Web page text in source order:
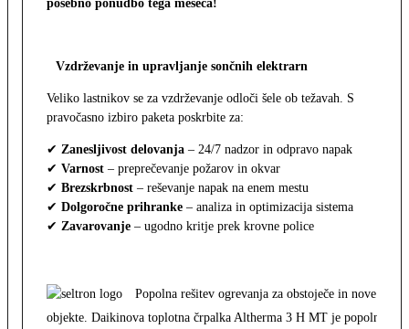
posebno ponudbo tega meseca!
Vzdrževanje in upravljanje sončnih elektrarn
Veliko lastnikov se za vzdrževanje odloči šele ob težavah. S
pravočasno izbiro paketa poskrbite za:
✔ Zanesljivost delovanja – 24/7 nadzor in odpravo napak
✔ Varnost – preprečevanje požarov in okvar
✔ Brezskrbnost – reševanje napak na enem mestu
✔ Dolgoročne prihranke – analiza in optimizacija sistema
✔ Zavarovanje – ugodno kritje prek krovne police
Popolna rešitev ogrevanja za obstoječe in nove
objekte. Daikinova toplotna črpalka Altherma 3 H MT je popolna